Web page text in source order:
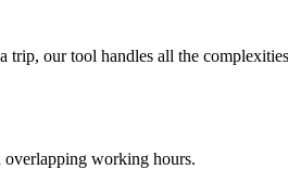
our tool handles all the
overlapping working hours.